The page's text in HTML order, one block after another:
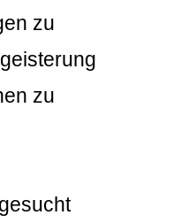
zu
zu